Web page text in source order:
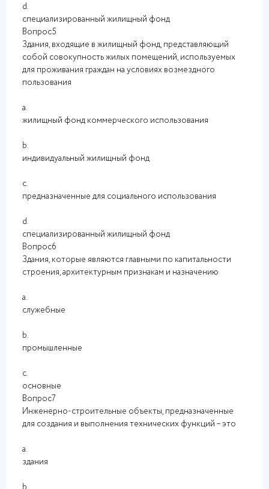
d.
специализированный жилищный фонд
Вопрос5
Здания, входящие в жилищный фонд, представляющий
собой совокупность жилых помещений, используемых
для проживания граждан на условиях возмездного
пользования
a.
жилищный фонд коммерческого использования
b.
индивидуальный жилищный фонд
c.
предназначенные для социального использования
d.
специализированный жилищный фонд
Вопрос6
Здания, которые являются главными по капитальности
строения, архитектурным признакам и назначению
a.
служебные
b.
промышленные
c.
основные
Вопрос7
Инженерно-строительные объекты, предназначенные
для создания и выполнения технических функций – это
a.
здания